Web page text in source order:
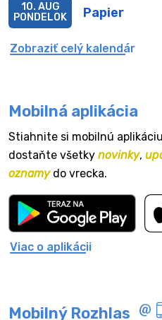
Papier
10. AUG
PONDELOK
Zobraziť celý kalendár
Mobilná aplikácia
Stiahnite si mobilnú
dostaňte všetky novinky,
oznamydo vrecka.
Viac o aplikácii
Mobilný Rozhlas